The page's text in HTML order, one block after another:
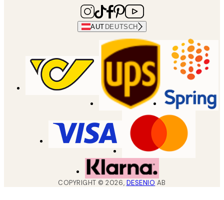
AUT DEUTSCH
COPYRIGHT ©2026, DESENIO AB